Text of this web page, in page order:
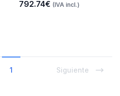
792.74€ (IVA incl.)
1 Siguiente